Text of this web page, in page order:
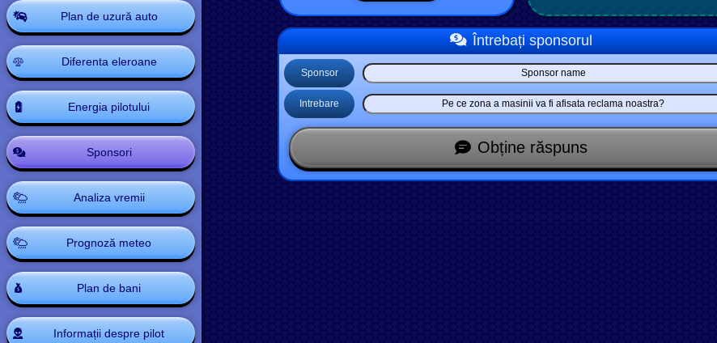
Plan de uzură auto
Diferenta eleroane
Energia pilotului
Sponsori
Analiza vremii
Prognoză meteo
Plan de bani
Informații despre pilot
Întrebați sponsorul
Sponsor
Intrebare
Obține răspuns